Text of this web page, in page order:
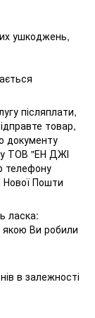
ушкоджень,
післяплати,
товар,
документу
ТОВ "ЕН ДЖІ
телефону
Нової Пошти
ласка:
якою Ви робили
в залежності